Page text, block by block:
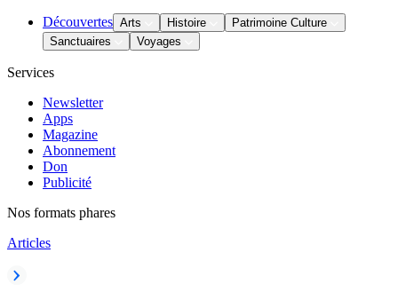
Découvertes Arts Histoire
Patrimoine Culture
Sanctuaires
Voyages
Services
Newsletter
Apps
Magazine
Abonnement
Don
Publicité
Nos formats phares
Articles